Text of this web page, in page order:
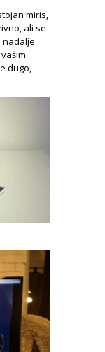
miris,
ali se
nadalje
dugo,